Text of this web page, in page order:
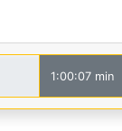
1:00:07 min